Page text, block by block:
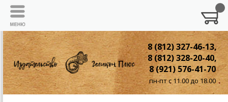
8 (812) 327-46-13,
8 (812) 328-20-40,
8 (921) 576-41-70
пн-пт с 11.00 до 18.00